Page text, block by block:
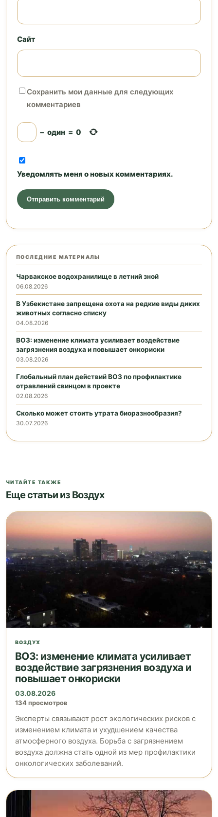
Сайт
Сохранить мои данные для следующих
комментариев
− один = 0
Уведомлять меня о новых комментариях.
ПОСЛЕДНИЕ МАТЕРИАЛЫ
Чарвакское водохранилище в летний зной
06.08.2026
В Узбекистане запрещена охота на редкие виды диких
животных согласно списку
04.08.2026
ВОЗ: изменение климата усиливает воздействие
загрязнения воздуха и повышает онкориски
03.08.2026
Глобальный план действий ВОЗ по профилактике
отравлений свинцом в проекте
02.08.2026
Сколько может стоить утрата биоразнообразия?
30.07.2026
ЧИТАЙТЕ ТАКЖЕ
Еще статьи из Воздух
ВОЗДУХ
ВОЗ: изменение климата усиливает
воздействие загрязнения воздуха и
повышает онкориски
03.08.2026
134 просмотров
Эксперты связывают рост экологических рисков с
изменением климата и ухудшением качества
атмосферного воздуха. Борьба с загрязнением
воздуха должна стать одной из мер профилактики
онкологических заболеваний.